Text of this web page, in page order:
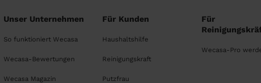
Unser Unternehmen
So funktioniert Wecasa
Wecasa-Bewertungen
Wecasa Magazin
Für Kunden
Haushaltshilfe
Reinigungskraft
Putzfrau
Für
Wecasa-Pro